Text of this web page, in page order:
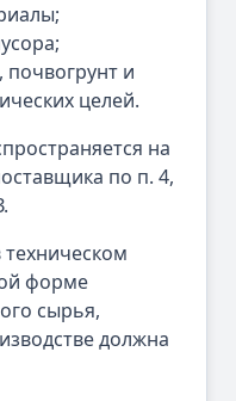
почвогрунт и
целей.
на
по п. 4,
форме
сырья,
должна